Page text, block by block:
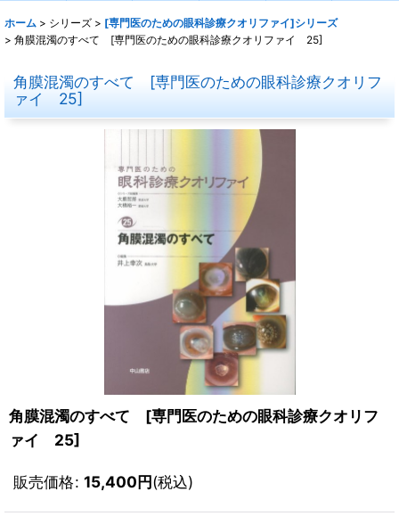
ホーム > シリーズ > [専門医のための眼科診療クオリファイ]シリーズ
> 角膜混濁のすべて [専門医のための眼科診療クオリファイ 25]
角膜混濁のすべて [専門医のための眼科診療クオリフ
ァイ 25]
角膜混濁のすべて [専門医のための眼科診療クオリフ
ァイ 25]
販売価格: 15,400円(税込)